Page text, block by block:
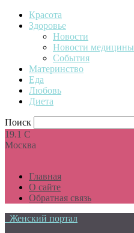
Красота
Здоровье
Новости
Новости медицины
События
Материнство
Еда
Любовь
Диета
Поиск
19.1 C
Москва
Главная
О сайте
Обратная связь
Женский портал